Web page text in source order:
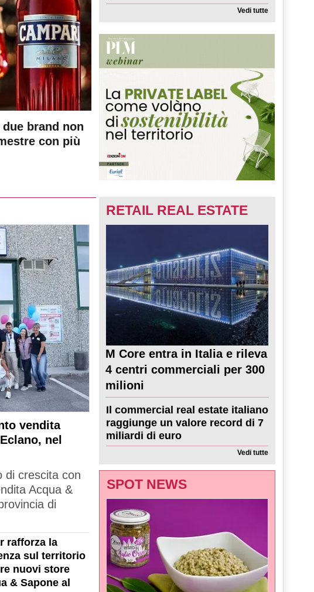
brand non
con più
Vedi tutte
vendita
nel
di crescita con
Acqua &
di
rafforza la
sul territorio
nuovi store
& Sapone al
RETAIL REAL ESTATE
M Core entra in Italia e rileva
4 centri commerciali per 300
milioni
Il commercial real estate italiano
raggiunge un valore record di 7
miliardi di euro
Vedi tutte
SPOT NEWS